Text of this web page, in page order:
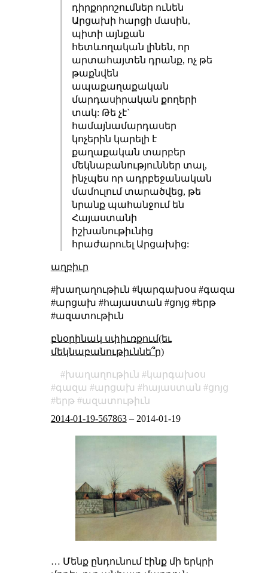
դիրքորոշումներ ունեն
Արցախի հարցի մասին,
պիտի այնքան
հետևողական լինեն, որ
արտահայտեն դրանք, ոչ թե
թաքնվեն
ապաքաղաքական
մարդասիրական քողերի
տակ: Թե չէ`
համայնամարդասեր
կոչերին կարելի է
քաղաքական տարբեր
մեկնաբանություններ տալ,
ինչպես որ ադրբեջանական
մամուլում տարածվեց, թե
նրանք պահանջում են
Հայաստանի
իշխանութիւնից
հրաժարուել Արցախից:
աղբիւր
#խաղաղութիւն #կարգախօս #գազա
#արցախ #հայաստան #ցոյց #երթ
#ազատութիւն
բնօրինակ սփիւռքում(եւ
մեկնաբանութիւննե՞ր)
խաղաղութիւն
կարգախօս
գազա
արցախ հայաստան
ցոյց
երթ
ազատութիւն
2014-01-19-567863– 2014-01-19
… Մենք ընդունում էինք մի երկրի